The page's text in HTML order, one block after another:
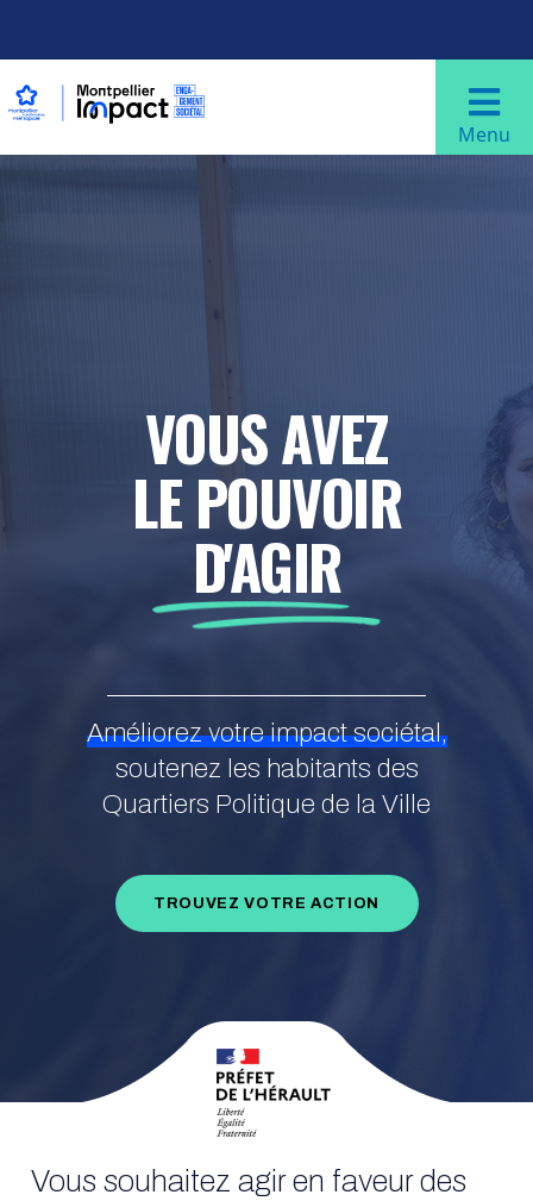
Navigation principale
Menu
VOUS AVEZ
LE POUVOIR
D'AGIR
Améliorez votre impact sociétal,
soutenez les habitants des
Quartiers Politique de la Ville
TROUVEZ VOTRE ACTION
Vous souhaitez agir en faveur des